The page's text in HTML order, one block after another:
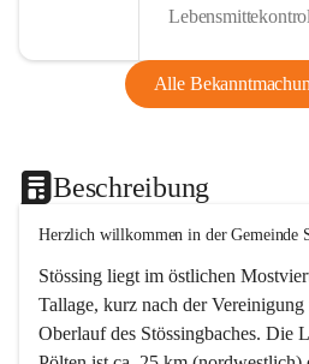
Alle
Beschreibung
Herzlich willkommen in der Gemeinde
Stössing liegt im östlichen
Tallage, kurz nach der
Oberlauf des Stössingbaches. Die